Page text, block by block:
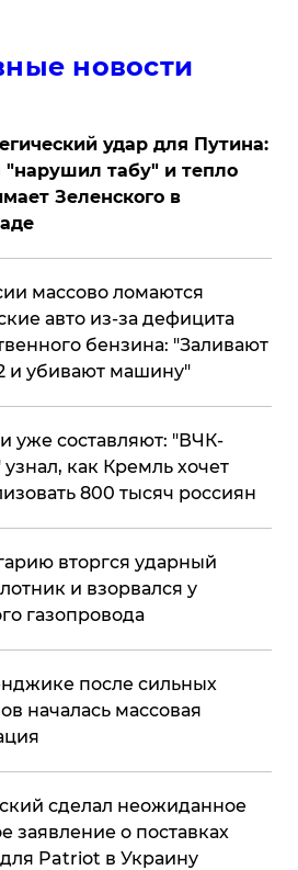
новости
удар для Путина:
"нарушил табу" и тепло
Зеленского в
массово ломаются
авто из-за дефицита
бензина: "Заливают
и убивают машину"
уже составляют: "ВЧК-
как Кремль хочет
800 тысяч россиян
вторгся ударный
и взорвался у
газопровода
после сильных
началась массовая
сделал неожиданное
заявление о поставках
Patriot в Украину